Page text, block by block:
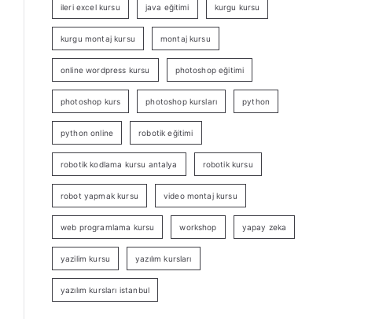
ileri excel kursu java eğitimi kurgu kursu
kurgu montaj kursu montaj kursu
online wordpress kursu photoshop eğitimi
photoshop kurs photoshop kursları python
python online robotik eğitimi
robotik kodlama kursu antalya robotik kursu
robot yapmak kursu video montaj kursu
web programlama kursu workshop yapay zeka
yazilim kursu yazılım kursları
yazılım kursları istanbul